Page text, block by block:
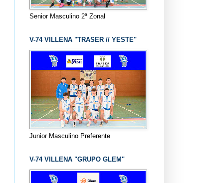
Senior Masculino 2ª Zonal
V-74 VILLENA "TRASER // YESTE"
Junior Masculino Preferente
V-74 VILLENA "GRUPO GLEM"